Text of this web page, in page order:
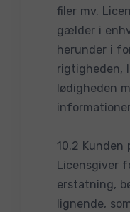
filer mv.
gælder i
herunder i
rigtigheden,
lødigheden
10.2
Licensgiver
erstatning,
lignende,